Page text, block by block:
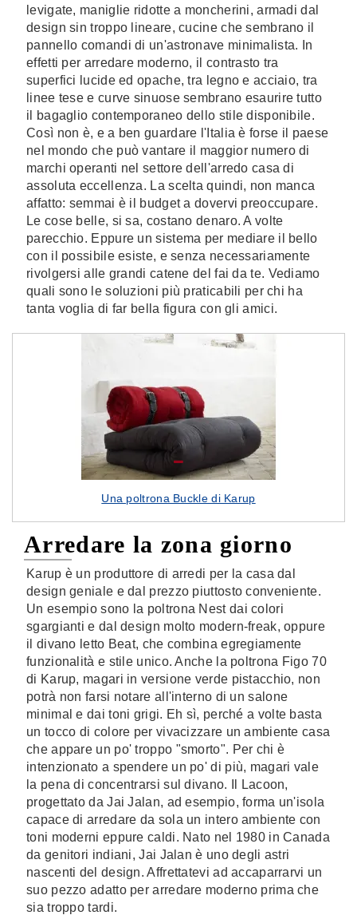
levigate, maniglie ridotte a moncherini, armadi dal
design sin troppo lineare, cucine che sembrano il
pannello comandi di un'astronave minimalista. In
effetti per arredare moderno, il contrasto tra
superfici lucide ed opache, tra legno e acciaio, tra
linee tese e curve sinuose sembrano esaurire tutto
il bagaglio contemporaneo dello stile disponibile.
Così non è, e a ben guardare l'Italia è forse il paese
nel mondo che può vantare il maggior numero di
marchi operanti nel settore dell'arredo casa di
assoluta eccellenza. La scelta quindi, non manca
affatto: semmai è il budget a dovervi preoccupare.
Le cose belle, si sa, costano denaro. A volte
parecchio. Eppure un sistema per mediare il bello
con il possibile esiste, e senza necessariamente
rivolgersi alle grandi catene del fai da te. Vediamo
quali sono le soluzioni più praticabili per chi ha
tanta voglia di far bella figura con gli amici.
Una poltrona Buckle di Karup
Arredare la zona giorno
Karup è un produttore di arredi per la casa dal
design geniale e dal prezzo piuttosto conveniente.
Un esempio sono la poltrona Nest dai colori
sgargianti e dal design molto modern-freak, oppure
il divano letto Beat, che combina egregiamente
funzionalità e stile unico. Anche la poltrona Figo 70
di Karup, magari in versione verde pistacchio, non
potrà non farsi notare all'interno di un salone
minimal e dai toni grigi. Eh sì, perché a volte basta
un tocco di colore per vivacizzare un ambiente casa
che appare un po' troppo "smorto". Per chi è
intenzionato a spendere un po' di più, magari vale
la pena di concentrarsi sul divano. Il Lacoon,
progettato da Jai Jalan, ad esempio, forma un'isola
capace di arredare da sola un intero ambiente con
toni moderni eppure caldi. Nato nel 1980 in Canada
da genitori indiani, Jai Jalan è uno degli astri
nascenti del design. Affrettatevi ad accaparrarvi un
suo pezzo adatto per arredare moderno prima che
sia troppo tardi.